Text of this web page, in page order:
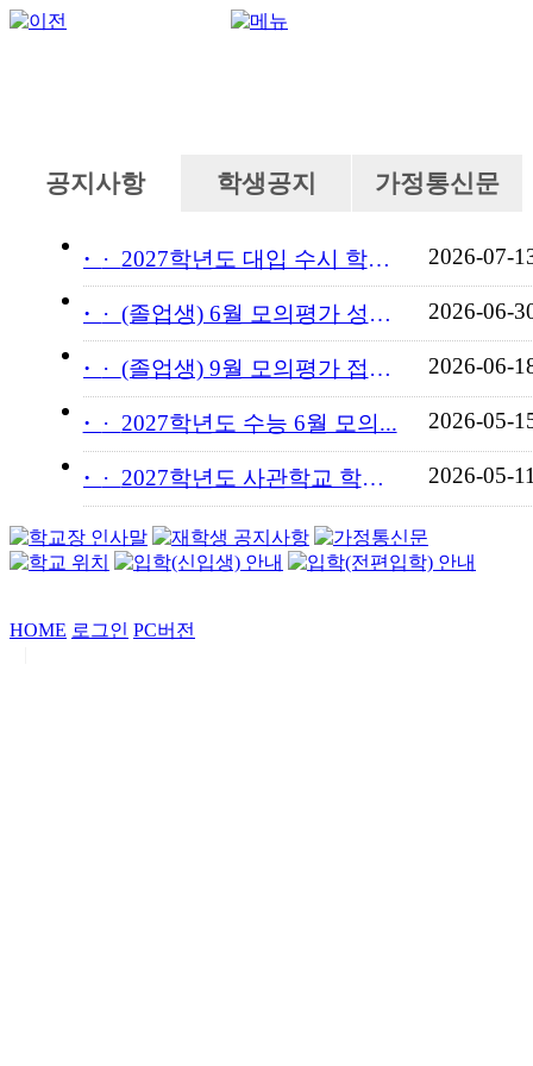
공지사항 학생공지 가정통신문
· 2027학년도 대입 수시 학교... 2026-07-
· (졸업생) 6월 모의평가 성적... 2026-06-
· (졸업생) 9월 모의평가 접수... 2026-06-
· 2027학년도 수능 6월 모의... 2026-05-
· 2027학년도 사관학교 학교장... 2026-05-
HOME 로그인 PC버전